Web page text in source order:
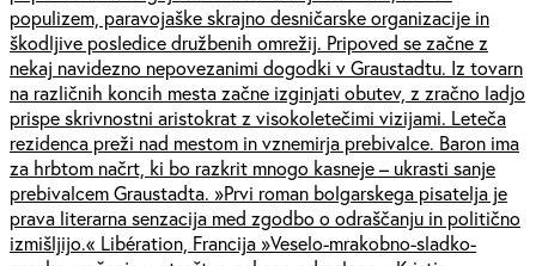
populizem, paravojaške skrajno desničarske organizacije in
škodljive posledice družbenih omrežij. Pripoved se začne z
nekaj navidezno nepovezanimi dogodki v Graustadtu. Iz tovarn
na različnih koncih mesta začne izginjati obutev, z zračno ladjo
prispe skrivnostni aristokrat z visokoletečimi vizijami. Leteča
rezidenca preži nad mestom in vznemirja prebivalce. Baron ima
za hrbtom načrt, ki bo razkrit mnogo kasneje – ukrasti sanje
prebivalcem Graustadta. »Prvi roman bolgarskega pisatelja je
prava literarna senzacija med zgodbo o odraščanju in politično
izmišljijo.« Libération, Francija »Veselo-mrakobno-sladko-